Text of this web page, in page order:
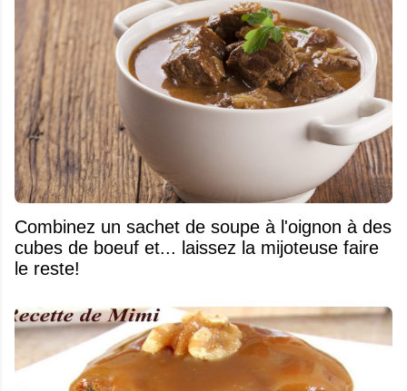
Combinez un sachet de soupe à l'oignon à des
cubes de boeuf et... laissez la mijoteuse faire
le reste!